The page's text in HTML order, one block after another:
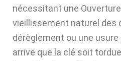
nécessitant une
vieillissement naturel des
dérèglement ou une
arrive que la clé soit